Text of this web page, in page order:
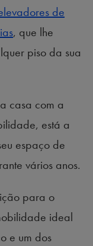
de
, que lhe
piso da sua
casa com a
está a
espaço de
vários anos.
para o
ideal
e um dos